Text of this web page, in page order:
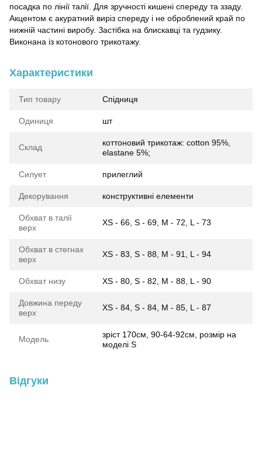
посадка по лінії талії. Для зручності кишені спереду та ззаду.
Акцентом є акуратний виріз спереду і не оброблений край по
нижній частині виробу. Застібка на блискавці та гудзику.
Виконана із котонового трикотажу.
Характеристики
Тип товару Спідниця
Одиниця шт
Склад
коттоновий трикотаж: cotton 95%,
elastane 5%;
Силует прилеглий
Декорування конструктивні елементи
Обхват в талії
верх
XS - 66, S - 69, M - 72, L - 73
Обхват в стегнах
верх
XS - 83, S - 88, M - 91, L - 94
Обхват низу XS - 80, S - 82, M - 88, L - 90
Довжина переду
верх
XS - 84, S - 84, M - 85, L - 87
Модель
зріст 170см, 90-64-92см, розмір на
моделі S
Відгуки